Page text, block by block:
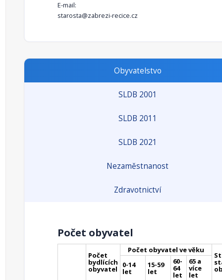
E-mail:
starosta@zabrezi-recice.cz
Obyvatelstvo
SLDB 2001
SLDB 2011
SLDB 2021
Nezaměstnanost
Zdravotnictví
Počet obyvatel
Počet
bydlících
obyvatel
Počet obyvatel ve věku
0-14
let
15-59
let
60-
64
let
65 a
více
let